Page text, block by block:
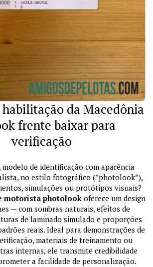
da Macedônia
frente baixar para
verificação
de identificação com aparência
no estilo fotográfico (*photolook*),
simulações ou protótipos visuais?
motorista photolookoferece um design
— com sombras naturais, efeitos de
de laminado simulado e proporções
reais. Ideal para demonstrações de
materiais de treinamento ou
internas, ele transmite credibilidade
a facilidade de personalização.